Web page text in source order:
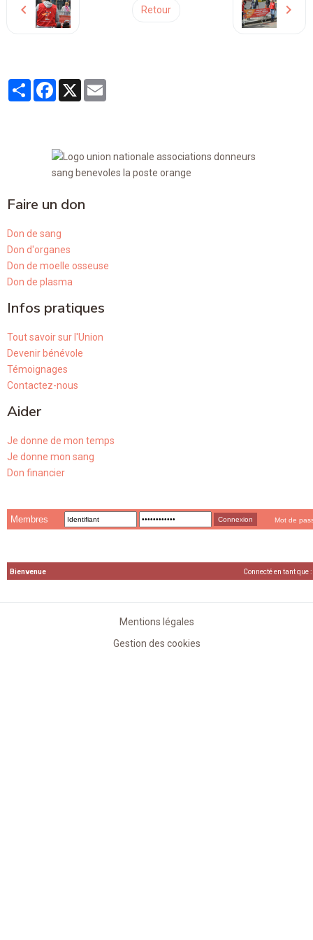
Retour
PartagerFacebook
X
Faire un don
Don de sang
Don d'organes
Don de moelle osseuse
Don de plasma
Infos pratiques
Tout savoir sur l'Union
Devenir bénévole
Témoignages
Contactez-nous
Aider
Je donne de mon temps
Je donne mon sang
Don financier
Membres Mot de
Bienvenue Connecté en tant que :
Mentions légales
Gestion des cookies